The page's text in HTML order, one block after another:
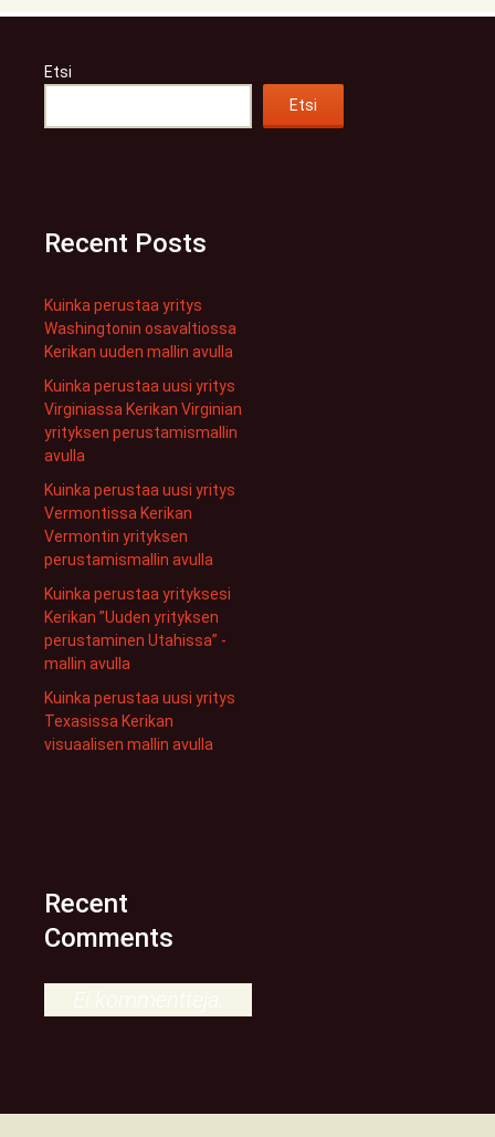
Etsi
Etsi
Recent Posts
Kuinka perustaa yritys
Washingtonin osavaltiossa
Kerikan uuden mallin avulla
Kuinka perustaa uusi yritys
Virginiassa Kerikan Virginian
yrityksen perustamismallin
avulla
Kuinka perustaa uusi yritys
Vermontissa Kerikan
Vermontin yrityksen
perustamismallin avulla
Kuinka perustaa yrityksesi
Kerikan ”Uuden yrityksen
perustaminen Utahissa” -
mallin avulla
Kuinka perustaa uusi yritys
Texasissa Kerikan
visuaalisen mallin avulla
Recent
Comments
Ei kommentteja.